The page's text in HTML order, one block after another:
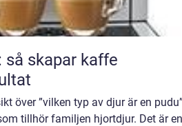
skapar kaffe
över ”vilken typ av djur är en
tillhör familjen hjortdjur. Det är